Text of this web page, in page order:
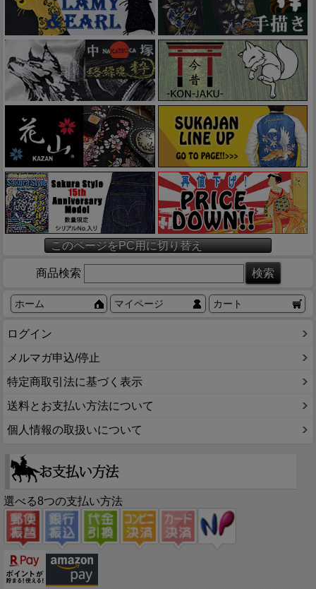
このページをPC用に切り替え
商品検索
ホーム マイページ カート
ログイン
メルマガ申込/停止
特定商取引法に基づく表示
送料とお支払い方法について
個人情報の取扱いについて
選べる8つの支払い方法